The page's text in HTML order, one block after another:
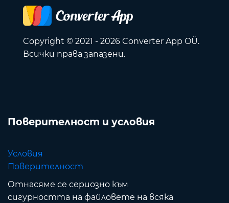
Copyright © 2021 - 2026 Converter App OÜ.
Всички права запазени.
Поверителност и условия
Условия
Поверителност
Отнасяме се сериозно към
сигурността на файловете на всяка